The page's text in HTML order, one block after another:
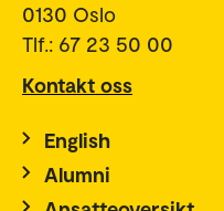
0130 Oslo
Tlf.: 67 23 50 00
Kontakt oss
English
Alumni